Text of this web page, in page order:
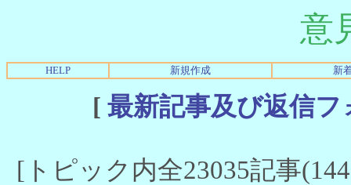
意
HELP 新規作成 新
[ 最新記事及び返信
[トピック内全23035記事